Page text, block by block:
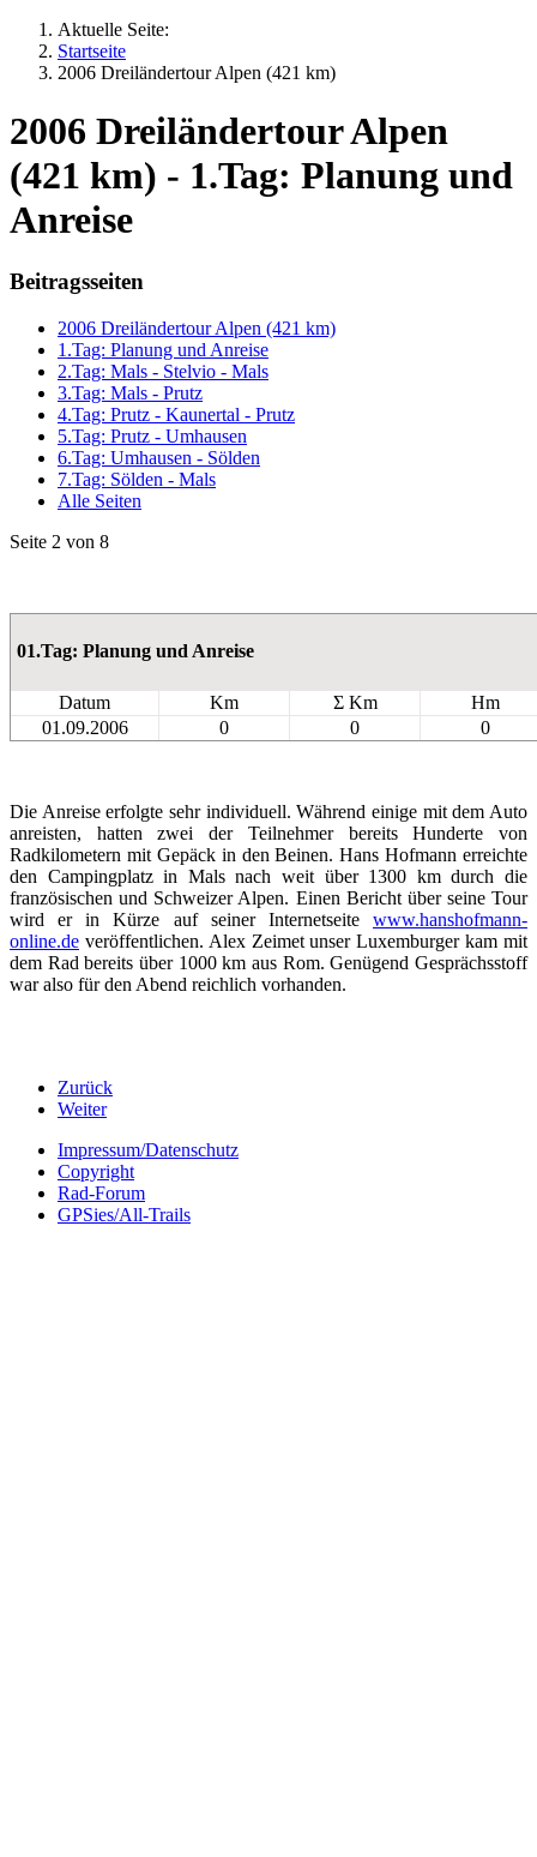
Aktuelle Seite:
Startseite
2006 Dreiländertour Alpen (421 km)
2006 Dreiländertour Alpen
(421 km) - 1.Tag: Planung und
Anreise
Beitragsseiten
2006 Dreiländertour Alpen (421 km)
1.Tag: Planung und Anreise
2.Tag: Mals - Stelvio - Mals
3.Tag: Mals - Prutz
4.Tag: Prutz - Kaunertal - Prutz
5.Tag: Prutz - Umhausen
6.Tag: Umhausen - Sölden
7.Tag: Sölden - Mals
Alle Seiten
Seite 2 von 8
01.Tag: Planung und Anreise
Datum Km Σ Km
Hm
01.09.2006
0 0 0
Die Anreise erfolgte sehr individuell. Während einige mit dem Auto
anreisten, hatten zwei der Teilnehmer bereits Hunderte von
Radkilometern mit Gepäck in den Beinen. Hans Hofmann erreichte
den Campingplatz in Mals nach weit über 1300 km durch die
französischen und Schweizer Alpen. Einen Bericht über seine Tour
wird er in Kürze auf seiner Internetseite www.hanshofmann-
online.de veröffentlichen. Alex Zeimet unser Luxemburger kam mit
dem Rad bereits über 1000 km aus Rom. Genügend Gesprächsstoff
war also für den Abend reichlich vorhanden.
Zurück
Weiter
Impressum/Datenschutz
Copyright
Rad-Forum
GPSies/All-Trails